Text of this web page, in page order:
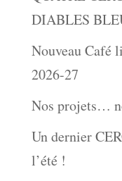
DIABLES
Nouveau Café
2026-27
Nos projets…
Un dernier
l’été !